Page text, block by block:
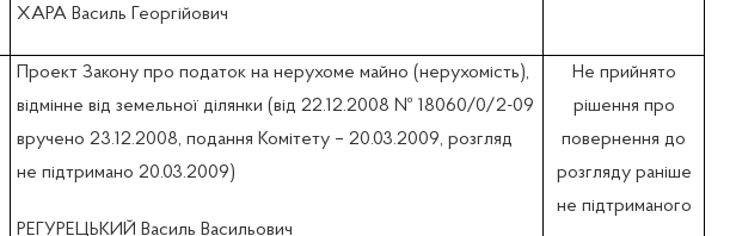
ХАРА Василь Георгійович
Проект Закону про податок на нерухоме майно (нерухомість),
відмінне від земельної ділянки (від 22.12.2008 № 18060/0/2-09
вручено 23.12.2008, подання Комітету – 20.03.2009, розгляд
не підтримано 20.03.2009)
РЕГУРЕЦЬКИЙ Василь Васильович
Не прийнято
рішення про
повернення до
розгляду раніше
не підтриманого